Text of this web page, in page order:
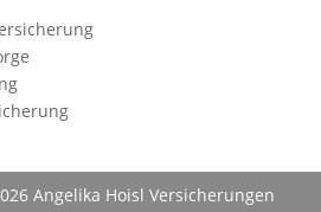
Angelika Hoisl Versicherungen